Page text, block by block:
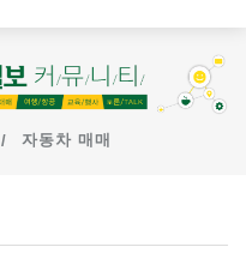
자동차 매매